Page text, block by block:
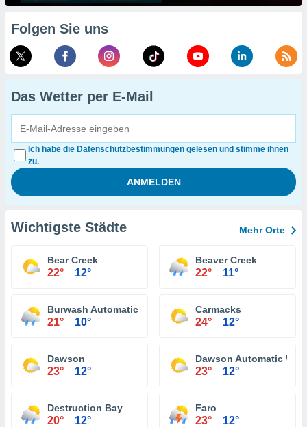
Folgen Sie uns
Das Wetter per E-Mail
Ich habe die Datenschutzbestimmungen gelesen und stimme ihnen
zu.
Wichtigste Städte Mehr Orte
Bear Creek
22° 12°
Beaver Creek
22° 11°
Burwash Automatic Weather Reporting System
21° 10°
Carmacks
24° 12°
Dawson
23° 12°
Dawson Automatic
23° 12°
Destruction Bay
20° 12°
Faro
23° 12°